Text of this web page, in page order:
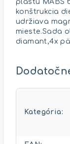
plastu MABS
konštrukcia
udržiava
mieste.Sada
diamant,4x
Kategória: